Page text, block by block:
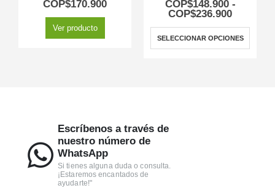
COP$170.900
Ver producto
COP$148.900 -
COP$236.900
SELECCIONAR OPCIONES
Escríbenos a través de
nuestro número de
WhatsApp
Si tienes alguna duda o consulta.
¡Estaremos encantados de
ayudarte!"